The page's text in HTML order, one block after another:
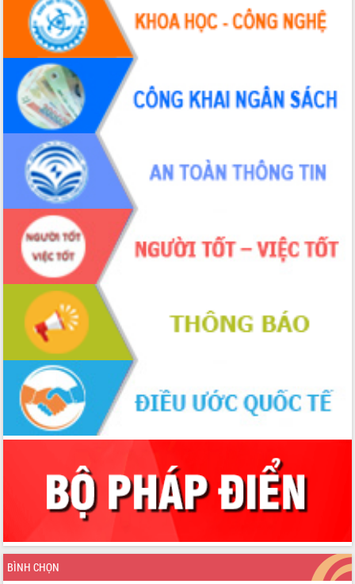
Quyết liệt cải cách hành chính, khơi
thông nguồn lực phát triển
Nâng cao hiệu lực, hiệu quả HĐND
tỉnh thông qua hiện đại hóa hành chính
Xã Ea Phê gắn cải cách hành chính với
chuyển đổi số
Phó Chủ tịch Thường trực UBND tỉnh
Hồ Thị Nguyên Thảo làm việc tại Trung
tâm Phục vụ hành chính công xã Ea
Phê
Xây dựng nền hành chính số đồng
hành cùng nông dân dân, doanh nghiệp
Giai đoạn 2026-2030, Đắk Lắk phấn
đấu có 77% xã đạt chuẩn nông thôn
mới
Chuyển đổi số 'mở đường' cho nông
nghiệp Đắk Lắk tăng trưởng bứt phá
Triển khai đồng bộ đo đạc, lập hồ sơ
địa chính, hoàn thiện cơ sở dữ liệu đất
đai
Ứng dụng sinh trắc học - Bước tiến
trong hành trình chuyển đổi số tại Đắk
Lắk
Đắk Lắk nâng cao hiệu quả công tác
Đảng từ Sổ tay đảng viên điện tử
Đắk Lắk đẩy mạnh nuôi biển công
bền vững
Tập huấn nâng cao năng lực triển khai
chuyển đổi số cho cán bộ, công chức
Đắk Lắk phát động hưởng ứng Ngày
Quyền của người tiêu dùng Việt Nam
2026
BÌNH CHỌN